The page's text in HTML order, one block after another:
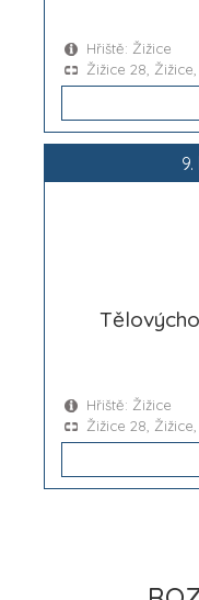
Hřiště: Žižice
Žižice 28, Žižice,
Hřiště: Žižice
Žižice 28, Žižice,